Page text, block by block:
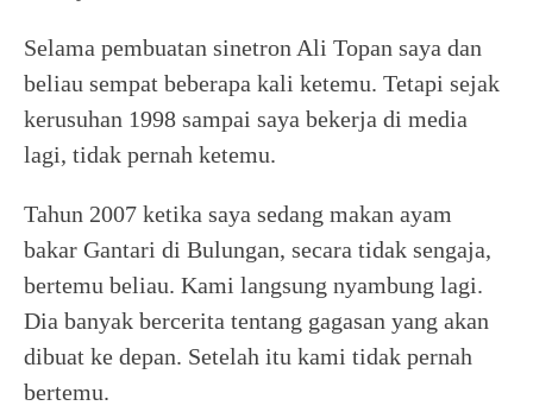
Selama pembuatan sinetron Ali Topan saya dan
beliau sempat beberapa kali ketemu. Tetapi sejak
kerusuhan 1998 sampai saya bekerja di media
lagi, tidak pernah ketemu.
Tahun 2007 ketika saya sedang makan ayam
bakar Gantari di Bulungan, secara tidak sengaja,
bertemu beliau. Kami langsung nyambung lagi.
Dia banyak bercerita tentang gagasan yang akan
dibuat ke depan. Setelah itu kami tidak pernah
bertemu.